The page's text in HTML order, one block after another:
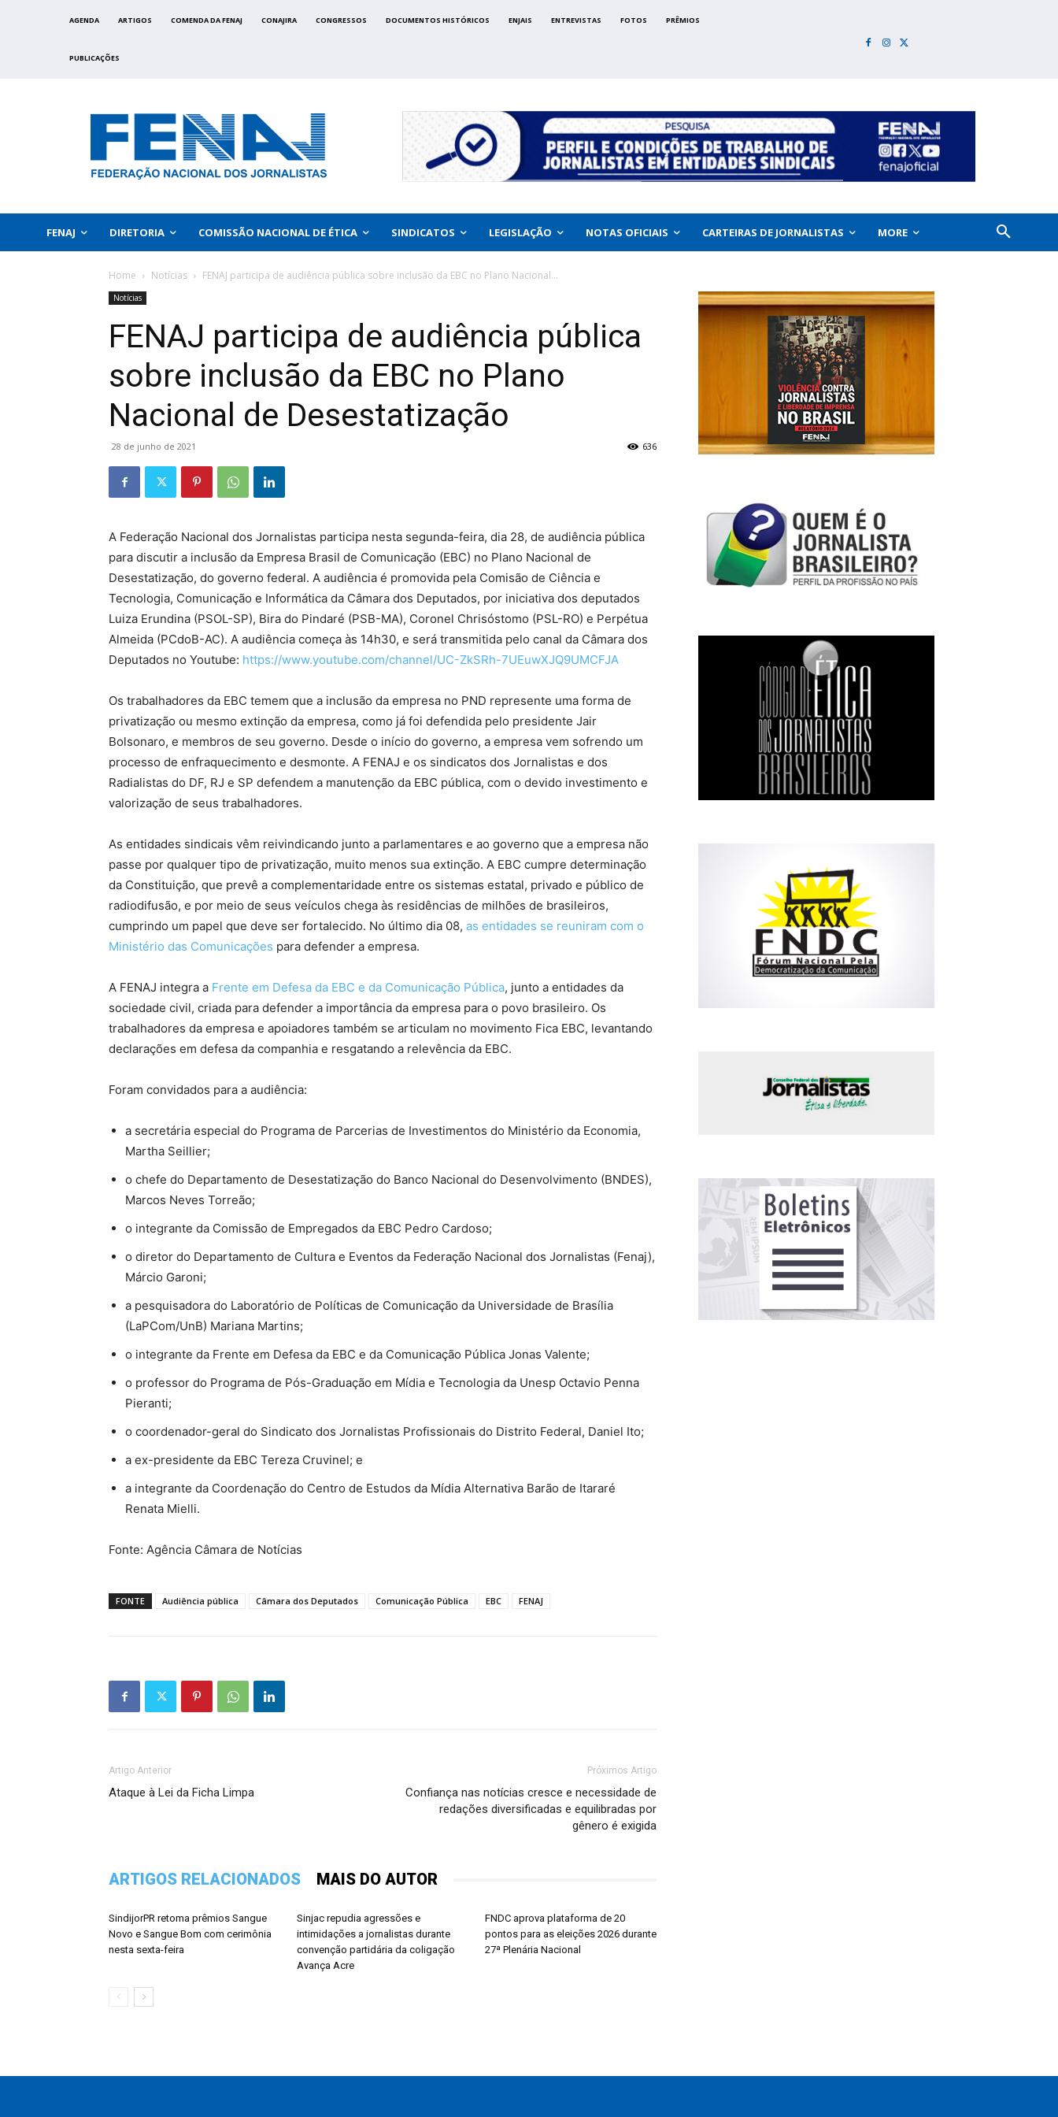
AGENDA ARTIGOS COMENDA DA FENAJ CONAJIRA CONGRESSOS DOCUMENTOS HISTÓRICOS ENJAIS ENTREVISTAS FOTOS PRÊMIOS
PUBLICAÇÕES
FENAJ DIRETORIA COMISSÃO NACIONAL DE ÉTICA SINDICATOS LEGISLAÇÃO NOTAS OFICIAIS CARTEIRAS DE JORNALISTAS MORE
Home Notícias FENAJ participa de audiência pública sobre inclusão da EBC no Plano Nacional...
Notícias
FENAJ participa de audiência pública
sobre inclusão da EBC no Plano
Nacional de Desestatização
28 de junho de 2021 636
A Federação Nacional dos Jornalistas participa nesta segunda-feira, dia 28, de audiência pública
para discutir a inclusão da Empresa Brasil de Comunicação (EBC) no Plano Nacional de
Desestatização, do governo federal. A audiência é promovida pela Comisão de Ciência e
Tecnologia, Comunicação e Informática da Câmara dos Deputados, por iniciativa dos deputados
Luiza Erundina (PSOL-SP), Bira do Pindaré (PSB-MA), Coronel Chrisóstomo (PSL-RO) e Perpétua
Almeida (PCdoB-AC). A audiência começa às 14h30, e será transmitida pelo canal da Câmara dos
Deputados no Youtube: https://www.youtube.com/channel/UC-ZkSRh-7UEuwXJQ9UMCFJA
Os trabalhadores da EBC temem que a inclusão da empresa no PND represente uma forma de
privatização ou mesmo extinção da empresa, como já foi defendida pelo presidente Jair
Bolsonaro, e membros de seu governo. Desde o início do governo, a empresa vem sofrendo um
processo de enfraquecimento e desmonte. A FENAJ e os sindicatos dos Jornalistas e dos
Radialistas do DF, RJ e SP defendem a manutenção da EBC pública, com o devido investimento e
valorização de seus trabalhadores.
As entidades sindicais vêm reivindicando junto a parlamentares e ao governo que a empresa não
passe por qualquer tipo de privatização, muito menos sua extinção. A EBC cumpre determinação
da Constituição, que prevê a complementaridade entre os sistemas estatal, privado e público de
radiodifusão, e por meio de seus veículos chega às residências de milhões de brasileiros,
cumprindo um papel que deve ser fortalecido. No último dia 08, as entidades se reuniram com o
Ministério das Comunicações para defender a empresa.
A FENAJ integra a Frente em Defesa da EBC e da Comunicação Pública, junto a entidades da
sociedade civil, criada para defender a importância da empresa para o povo brasileiro. Os
trabalhadores da empresa e apoiadores também se articulam no movimento Fica EBC, levantando
declarações em defesa da companhia e resgatando a relevência da EBC.
Foram convidados para a audiência:
a secretária especial do Programa de Parcerias de Investimentos do Ministério da Economia,
Martha Seillier;
o chefe do Departamento de Desestatização do Banco Nacional do Desenvolvimento (BNDES),
Marcos Neves Torreão;
o integrante da Comissão de Empregados da EBC Pedro Cardoso;
o diretor do Departamento de Cultura e Eventos da Federação Nacional dos Jornalistas (Fenaj),
Márcio Garoni;
a pesquisadora do Laboratório de Políticas de Comunicação da Universidade de Brasília
(LaPCom/UnB) Mariana Martins;
o integrante da Frente em Defesa da EBC e da Comunicação Pública Jonas Valente;
o professor do Programa de Pós-Graduação em Mídia e Tecnologia da Unesp Octavio Penna
Pieranti;
o coordenador-geral do Sindicato dos Jornalistas Profissionais do Distrito Federal, Daniel Ito;
a ex-presidente da EBC Tereza Cruvinel; e
a integrante da Coordenação do Centro de Estudos da Mídia Alternativa Barão de Itararé
Renata Mielli.
Fonte: Agência Câmara de Notícias
FONTE Audiência pública Câmara dos Deputados Comunicação Pública EBC FENAJ
Artigo Anterior
Ataque à Lei da Ficha Limpa
Próximos Artigo
Confiança nas notícias cresce e necessidade de
redações diversificadas e equilibradas por
gênero é exigida
ARTIGOS RELACIONADOS MAIS DO AUTOR
SindijorPR retoma prêmios Sangue
Novo e Sangue Bom com cerimônia
nesta sexta-feira
Sinjac repudia agressões e
intimidações a jornalistas durante
convenção partidária da coligação
Avança Acre
FNDC aprova plataforma de 20
pontos para as eleições 2026 durante
27ª Plenária Nacional